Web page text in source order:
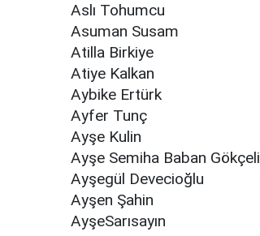
Aslı Tohumcu
Asuman Susam
Atilla Birkiye
Atiye Kalkan
Aybike Ertürk
Ayfer Tunç
Ayşe Kulin
Ayşe Semiha Baban Gökçeli
Ayşegül Devecioğlu
Ayşen Şahin
AyşeSarısayın